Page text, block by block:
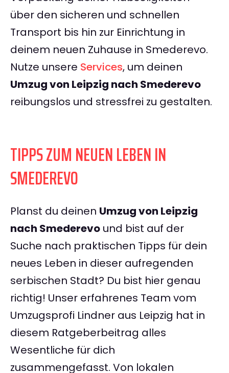
über den sicheren und schnellen
Transport bis hin zur Einrichtung in
deinem neuen Zuhause in Smederevo.
Nutze unsere Services, um deinen
Umzug von Leipzig nach Smederevo
reibungslos und stressfrei zu gestalten.
TIPPS ZUM NEUEN LEBEN IN
SMEDEREVO
Planst du deinen Umzug von Leipzig
nach Smederevo und bist auf der
Suche nach praktischen Tipps für dein
neues Leben in dieser aufregenden
serbischen Stadt? Du bist hier genau
richtig! Unser erfahrenes Team vom
Umzugsprofi Lindner aus Leipzig hat in
diesem Ratgeberbeitrag alles
Wesentliche für dich
zusammengefasst. Von lokalen